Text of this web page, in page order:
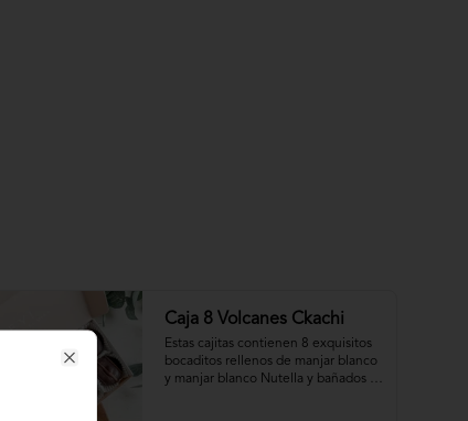
Caja 8 Volcanes Ckachi
Estas cajitas contienen 8 exquisitos
bocaditos rellenos de manjar blanco
y manjar blanco Nutella y bañados
Close